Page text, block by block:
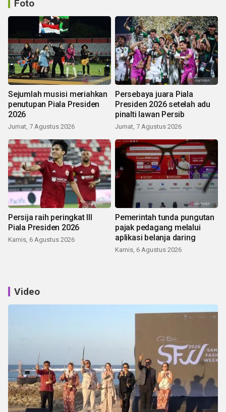
Foto
Sejumlah musisi meriahkan
penutupan Piala Presiden
2026
Jumat, 7 Agustus 2026
Persebaya juara Piala
Presiden 2026 setelah adu
pinalti lawan Persib
Jumat, 7 Agustus 2026
Persija raih peringkat III
Piala Presiden 2026
Kamis, 6 Agustus 2026
Pemerintah tunda pungutan
pajak pedagang melalui
aplikasi belanja daring
Kamis, 6 Agustus 2026
Video